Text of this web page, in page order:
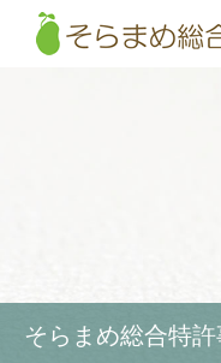
そらまめ総合特
料金